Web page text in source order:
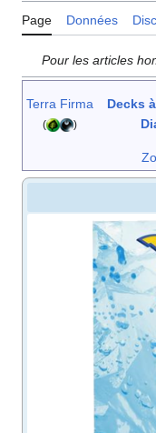
Page Données
Pour les articles
Terra Firma
( )
Decks